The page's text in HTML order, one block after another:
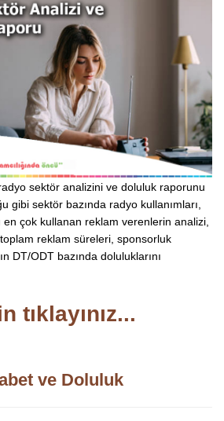
sektör analizini ve doluluk raporunu
gibi sektör bazında radyo kullanımları,
çok kullanan reklam verenlerin analizi,
reklam süreleri, sponsorluk
DT/ODT bazında doluluklarını
tıklayınız...
ve Doluluk